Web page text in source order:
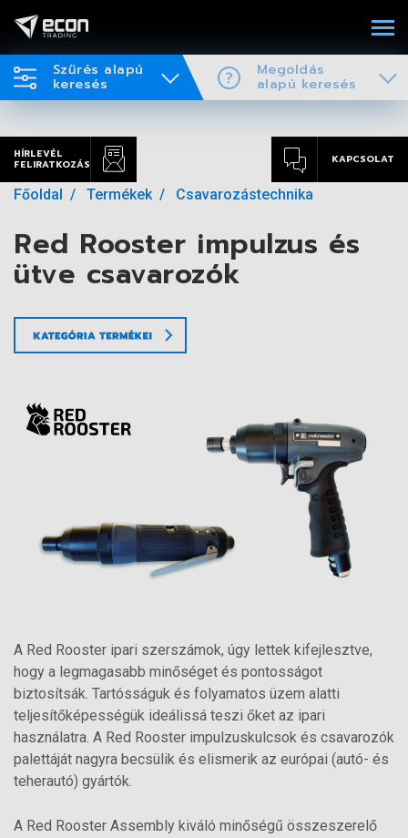
Szűrés alapú
keresés
Megoldás
alapú keresés
HÍRLEVÉL
FELIRATKOZÁS
KAPCSOLAT
Főoldal Termékek Csavarozástechnika
Red Rooster impulzus és
ütve csavarozók
A Red Rooster ipari szerszámok, úgy lettek kifejlesztve,
hogy a legmagasabb minőséget és pontosságot
biztosítsák. Tartósságuk és folyamatos üzem alatti
teljesítőképességük ideálissá teszi őket az ipari
használatra. A Red Rooster impulzuskulcsok és csavarozók
palettáját nagyra becsülik és elismerik az európai (autó- és
teherautó) gyártók.
A Red Rooster Assembly kiváló minőségű összeszerelő